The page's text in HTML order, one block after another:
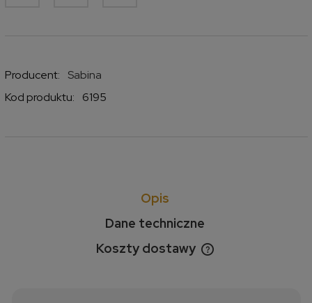
Producent:
Sabina
Kod produktu:
6195
Opis
Dane techniczne
Koszty dostawy
Cena nie zawiera ewentualnych kosztów płatności